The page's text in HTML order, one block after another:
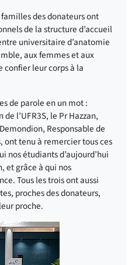
des donateurs ont
de la structure d’accueil
universitaire d’anatomie
aux femmes et aux
confier leur corps à la
de parole en un mot :
de l’UFR3S, le Pr Hazzan,
Responsable de
ont tenu à remercier tous ces
nos étudiants d’aujourd’hui
et grâce à qui nos
Tous les trois ont aussi
proches des donateurs,
proche.